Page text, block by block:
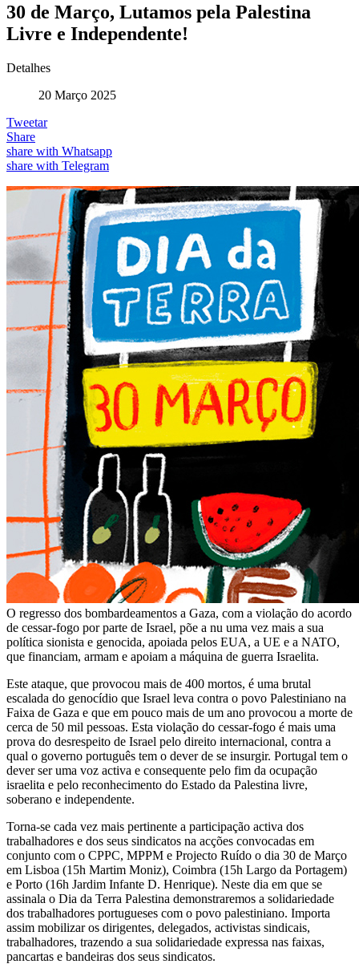
30 de Março, Lutamos pela Palestina
Livre e Independente!
Detalhes
20 Março 2025
Tweetar
Share
share with Whatsapp
share with Telegram
O regresso dos bombardeamentos a Gaza, com a violação do acordo
de cessar-fogo por parte de Israel, põe a nu uma vez mais a sua
política sionista e genocida, apoiada pelos EUA, a UE e a NATO,
que financiam, armam e apoiam a máquina de guerra Israelita.
Este ataque, que provocou mais de 400 mortos, é uma brutal
escalada do genocídio que Israel leva contra o povo Palestiniano na
Faixa de Gaza e que em pouco mais de um ano provocou a morte de
cerca de 50 mil pessoas. Esta violação do cessar-fogo é mais uma
prova do desrespeito de Israel pelo direito internacional, contra a
qual o governo português tem o dever de se insurgir. Portugal tem o
dever ser uma voz activa e consequente pelo fim da ocupação
israelita e pelo reconhecimento do Estado da Palestina livre,
soberano e independente.
Torna-se cada vez mais pertinente a participação activa dos
trabalhadores e dos seus sindicatos na acções convocadas em
conjunto com o CPPC, MPPM e Projecto Ruído o dia 30 de Março
em Lisboa (15h Martim Moniz), Coimbra (15h Largo da Portagem)
e Porto (16h Jardim Infante D. Henrique). Neste dia em que se
assinala o Dia da Terra Palestina demonstraremos a solidariedade
dos trabalhadores portugueses com o povo palestiniano. Importa
assim mobilizar os dirigentes, delegados, activistas sindicais,
trabalhadores, trazendo a sua solidariedade expressa nas faixas,
pancartas e bandeiras dos seus sindicatos.